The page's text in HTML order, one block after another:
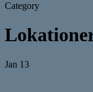
Category
Jan 13